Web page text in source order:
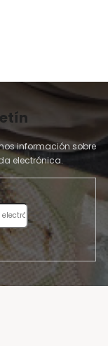
información sobre
electrónica.